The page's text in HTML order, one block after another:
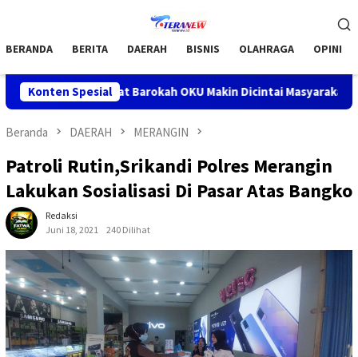
Mobile
BERANDA BERITA DAERAH BISNIS OLAHRAGA OPINI
Konten Spesial
Jumat Barokah OKU Makin Dicintai Masyarakat
Beranda DAERAH MERANGIN
Patroli Rutin,Srikandi Polres Merangin
Lakukan Sosialisasi Di Pasar Atas Bangko
Redaksi
Juni 18, 2021
240 Dilihat